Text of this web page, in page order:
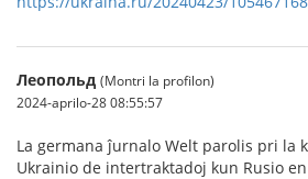
Леопольд (Montri la profilon)
2024-aprilo-28 08:55:57
La germana ĵurnalo Welt parolis pri la
Ukrainio de intertraktadoj kun Rusio